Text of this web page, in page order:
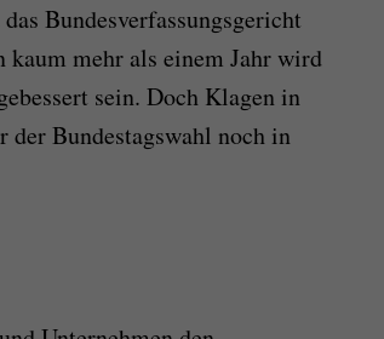
Bundesverfassungsgericht
mehr als einem Jahr wird
sein. Doch Klagen in
der Bundestagswahl noch in